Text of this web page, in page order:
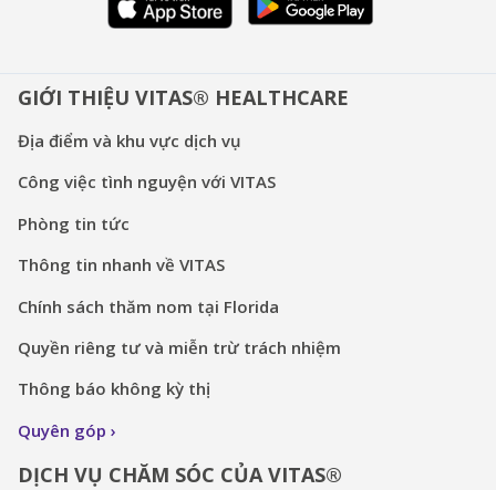
GIỚI THIỆU VITAS® HEALTHCARE
Địa điểm và khu vực dịch vụ
Công việc tình nguyện với VITAS
Phòng tin tức
Thông tin nhanh về VITAS
Chính sách thăm nom tại Florida
Quyền riêng tư và miễn trừ trách nhiệm
Thông báo không kỳ thị
Quyên góp
DỊCH VỤ CHĂM SÓC CỦA VITAS®